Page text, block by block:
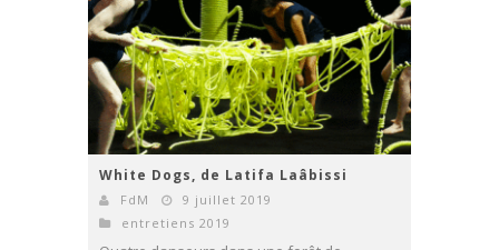
White Dogs, de Latifa Laâbissi
FdM
9 juillet 2019
entretiens 2019